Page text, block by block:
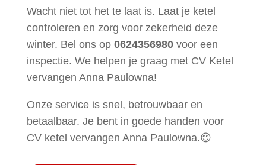
Wacht niet tot het te laat is. Laat je ketel
controleren en zorg voor zekerheid deze
winter. Bel ons op 0624356980voor een
inspectie. We helpen je graag met CV Ketel
vervangen Anna Paulowna!
Onze service is snel, betrouwbaar en
betaalbaar. Je bent in goede handen voor
CV ketel vervangen Anna Paulowna.😊